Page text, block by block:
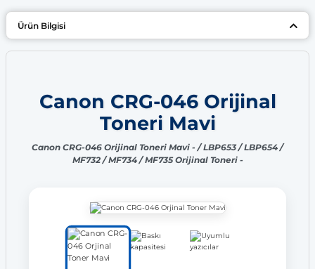
Ürün Bilgisi
Canon CRG-046 Orijinal
Toneri Mavi
Canon CRG-046 Orijinal Toneri Mavi - / LBP653 / LBP654 /
MF732 / MF734 / MF735 Orijinal Toneri -